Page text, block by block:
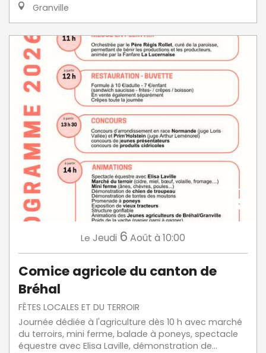
Granville
Le Jeudi 6 Août à 10:00
Comice agricole du canton de
Bréhal
FÊTES LOCALES ET DU TERROIR
Journée dédiée à l'agriculture dès 10 h avec marché
du terroirs, mini ferme, balade à poneys, spectacle
équestre avec Elisa Laville, démonstration de...